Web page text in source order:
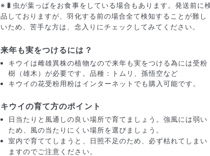
届いたお花に元気がなかったら？
もし届いたお花に「枯れている」「折れている」などの不備が
ださい。ご返金にて補償いたします。
※🐛虫が葉っぱをお食事をしている場合もあります。発送前に
品しておりますが、羽化する前の場合全て検知することが難し
いため、苦手な方は、念入りにチェックしてみてください。
来年も実をつけるには？
キウイは雌雄異株の植物なので来年も実をつける為には受粉
樹（雄木）が必要です。品種：トムリ、孫悟空など
キウイの花受粉用粉はインターネットでも購入可能です。
キウイの育て方のポイント
日当たりと風通しの良い場所で育てましょう。強風には弱い
ため、風の当たりにくい場所を選びましょう。
室内で育ててしまうと、日照不足のため、必ず枯れてしまい
ますのでご注意ください。